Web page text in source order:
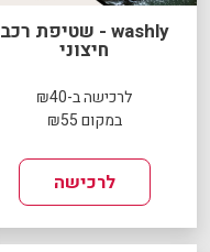
washly - שטיפת רכב
חיצוני
לרכישה ב-₪40
במקום ₪55
לרכישה